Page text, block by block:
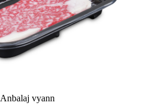
Anbalaj vyann